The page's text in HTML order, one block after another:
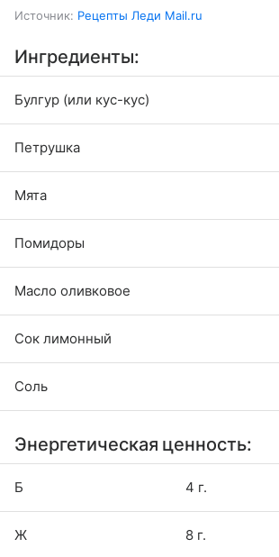
Источник: Рецепты Леди Mail.ru
Ингредиенты:
Булгур (или кус-кус)
Петрушка
Мята
Помидоры
Масло оливковое
Сок лимонный
Соль
Энергетическая ценность:
Б 4 г.
Ж 8 г.